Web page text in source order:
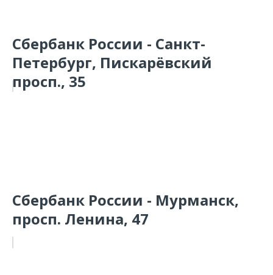
Сбербанк России - Санкт-
Петербург, Пискарёвский
просп., 35
Сбербанк России - Мурманск,
просп. Ленина, 47